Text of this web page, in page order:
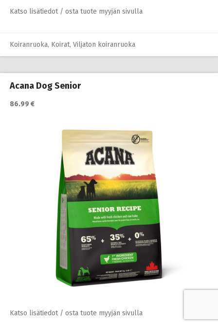
Katso lisätiedot / osta tuote myyjän sivulla
Koiranruoka, Koirat, Viljaton koiranruoka
Acana Dog Senior
86.99 €
Katso lisätiedot / osta tuote myyjän sivulla